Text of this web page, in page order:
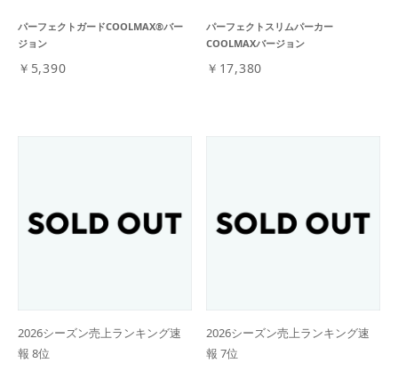
パーフェクトガードCOOLMAX®バー
ジョン
￥5,390
パーフェクトスリムパーカー
COOLMAXバージョン
￥17,380
2026シーズン売上ランキング速
報 8位
2026シーズン売上ランキング速
報 7位